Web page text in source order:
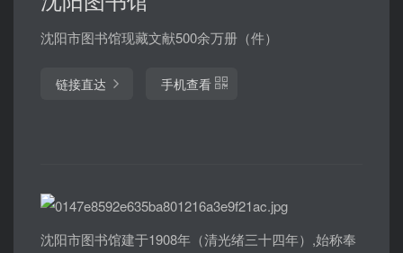
沈阳市图书馆现藏文献500余万册（件）
链接直达 手机查看
沈阳市图书馆建于1908年（清光绪三十四年）,始称奉